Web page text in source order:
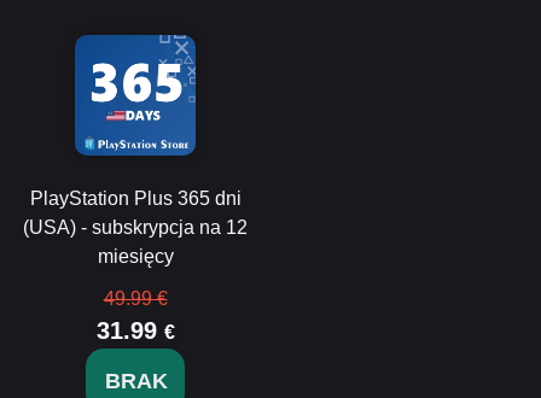
PlayStation Plus 365 dni
(USA) - subskrypcja na 12
miesięcy
49.99 €
31.99 €
BRAK